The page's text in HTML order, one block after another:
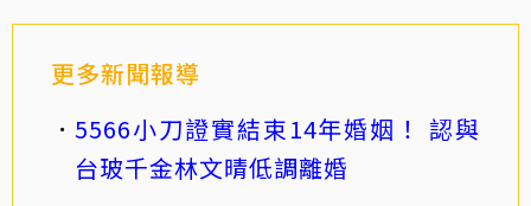
更多新聞報導
5566小刀證實結束14年婚姻！ 認與
台玻千金林文晴低調離婚